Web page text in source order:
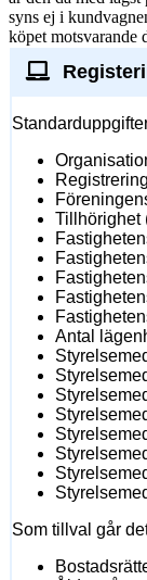
syns ej i
köpet motsvarande
Tillhörighet
Antal
Som tillval går